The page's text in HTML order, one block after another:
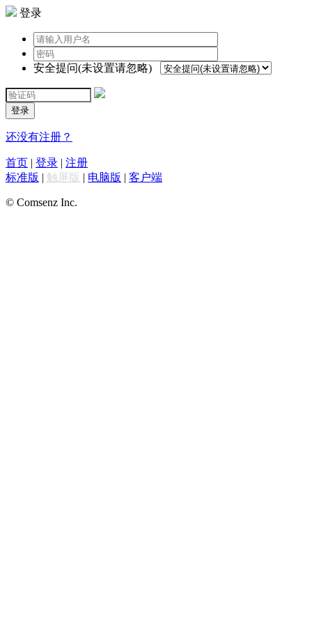
登录
安全提问(未设置请忽略)
登录
还没有注册？
首页 | 登录 | 注册
标准版 | 触屏版 | 电脑版 | 客户端
© Comsenz Inc.